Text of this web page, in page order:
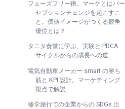
フェーズフリー鞄。マーケとはパー
セプションチェンジを起こすこ
と。価値イメージがつくる競争
優位とは？
タニタ食堂に学ぶ、実験と PDCA
サイクルからの成長への道
電気自動車メーカー smart の勝ち
筋と KPI 設計。マーケティング
視点で解説
修学旅行での企業からの SDGs 出